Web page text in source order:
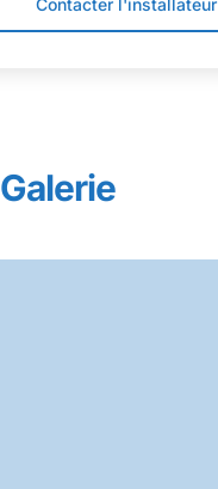
Contacter l'installateur
Galerie